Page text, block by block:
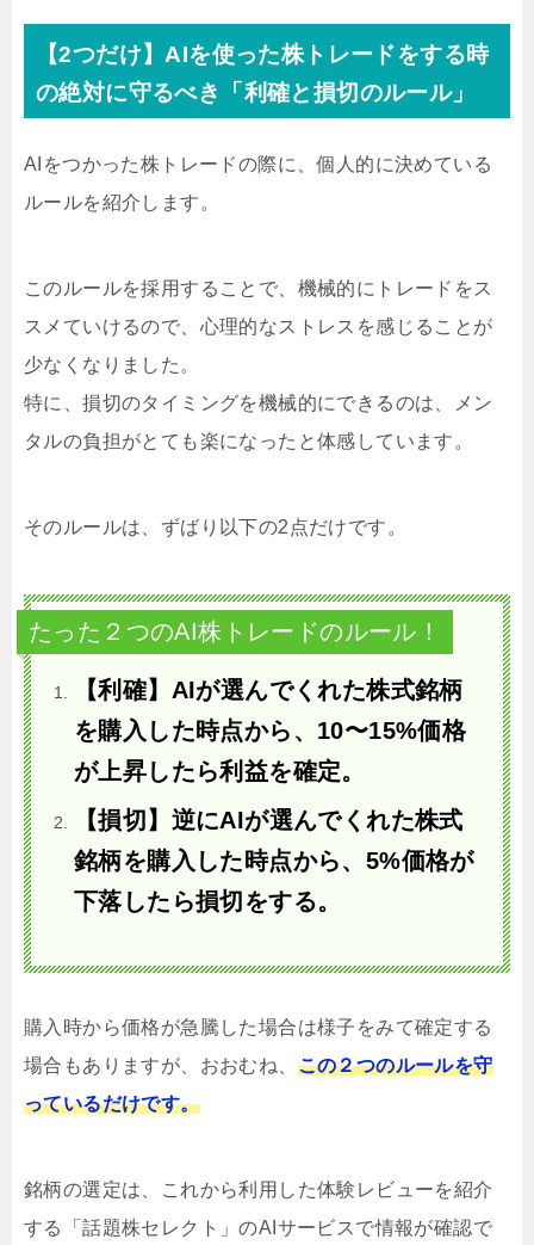
【2つだけ】AIを使った株トレードをする時
の絶対に守るべき「利確と損切のルール」
AIをつかった株トレードの際に、個人的に決めている
ルールを紹介します。
このルールを採用することで、機械的にトレードをス
スメていけるので、心理的なストレスを感じることが
少なくなりました。
特に、損切のタイミングを機械的にできるのは、メン
タルの負担がとても楽になったと体感しています。
そのルールは、ずばり以下の2点だけです。
たった２つのAI株トレードのルール！
【利確】AIが選んでくれた株式銘柄
を購入した時点から、10〜15%価格
が上昇したら利益を確定。
【損切】逆にAIが選んでくれた株式
銘柄を購入した時点から、5%価格が
下落したら損切をする。
購入時から価格が急騰した場合は様子をみて確定する
場合もありますが、おおむね、 この２つのルールを守
っているだけです。
銘柄の選定は、これから利用した体験レビューを紹介
する「話題株セレクト」のAIサービスで情報が確認で